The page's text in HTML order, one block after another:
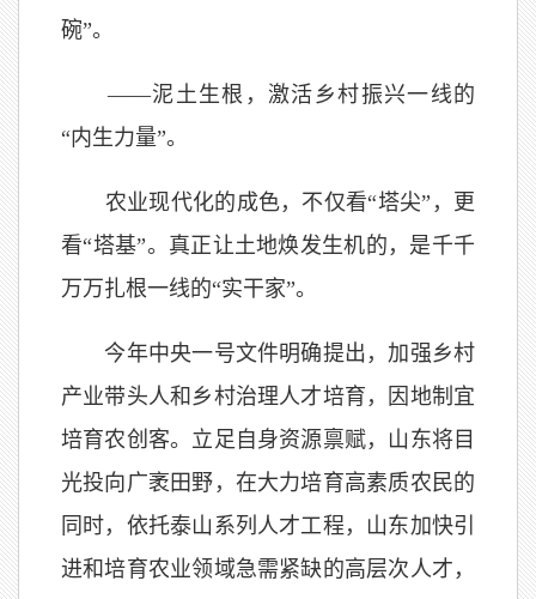
碗”。
——泥土生根，激活乡村振兴一线的
“内生力量”。
农业现代化的成色，不仅看“塔尖”，更
看“塔基”。真正让土地焕发生机的，是千千
万万扎根一线的“实干家”。
今年中央一号文件明确提出，加强乡村
产业带头人和乡村治理人才培育，因地制宜
培育农创客。立足自身资源禀赋，山东将目
光投向广袤田野，在大力培育高素质农民的
同时，依托泰山系列人才工程，山东加快引
进和培育农业领域急需紧缺的高层次人才，